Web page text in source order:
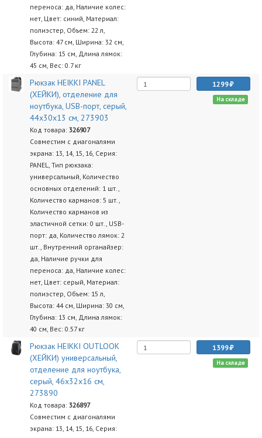
переноса: да, Наличие колес:
нет, Цвет: синий, Материал:
полиэстер, Объем: 22 л,
Высота: 47 см, Ширина: 32 см,
Глубина: 15 см, Длина лямок:
45 см, Вес: 0.7 кг
Рюкзак HEIKKI PANEL
(ХЕЙКИ), отделение для
ноутбука, USB-порт, серый,
44x30x13 см, 273903
Код товара: 326907
Совместим с диагоналями
экрана: 13, 14, 15, 16, Серия:
PANEL, Тип рюкзака:
универсальный, Количество
основных отделений: 1 шт.,
Количество карманов: 5 шт.,
Количество карманов из
эластичной сетки: 0 шт., USB-
порт: да, Количество лямок: 2
шт., Внутренний органайзер:
да, Наличие ручки для
переноса: да, Наличие колес:
нет, Цвет: серый, Материал:
полиэстер, Объем: 15 л,
Высота: 44 см, Ширина: 30 см,
Глубина: 13 см, Длина лямок:
40 см, Вес: 0.57 кг
1299
На складе
Рюкзак HEIKKI OUTLOOK
(ХЕЙКИ) универсальный,
отделение для ноутбука,
серый, 46x32x16 см,
273890
Код товара: 326897
Совместим с диагоналями
экрана: 13, 14, 15, 16, Серия:
1399
На складе